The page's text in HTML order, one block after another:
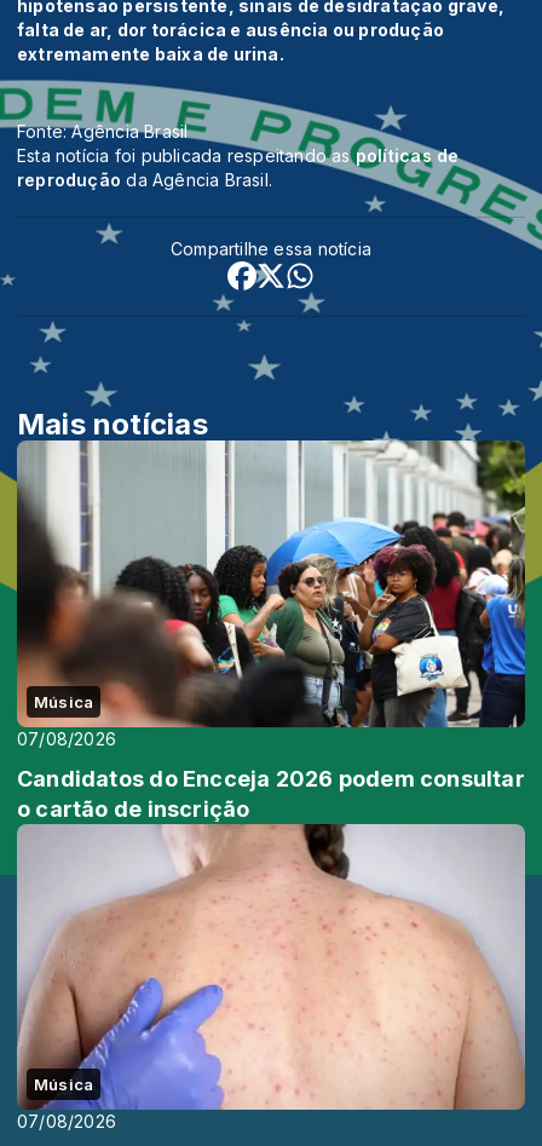
hipotensão persistente, sinais de desidratação grave,
falta de ar, dor torácica e ausência ou produção
extremamente baixa de urina.
Fonte: Agência Brasil
Esta notícia foi publicada respeitando as políticas de
reprodução da Agência Brasil.
Compartilhe essa notícia
Mais notícias
Música
07/08/2026
Candidatos do Encceja 2026 podem consultar
o cartão de inscrição
Música
07/08/2026